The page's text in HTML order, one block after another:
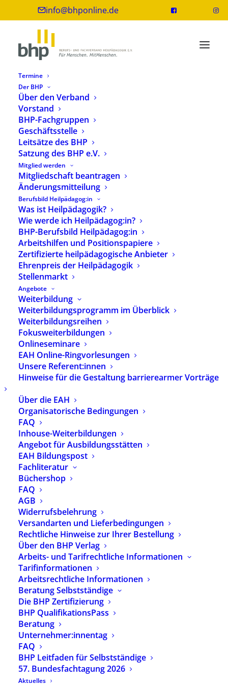
info@bhponline.de
Termine
Der BHP
Über den Verband
Vorstand
BHP-Fachgruppen
Geschäftsstelle
Leitsätze des BHP
Satzung des BHP e.V.
Mitglied werden
Mitgliedschaft beantragen
Änderungsmitteilung
Berufsbild Heilpädagog:in
Was ist Heilpädagogik?
Wie werde ich Heilpädagog:in?
BHP-Berufsbild Heilpädagog:in
Arbeitshilfen und Positionspapiere
Zertifizierte heilpädagogische Anbieter
Ehrenpreis der Heilpädagogik
Stellenmarkt
Angebote
Weiterbildung
Weiterbildungsprogramm im Überblick
Weiterbildungsreihen
Fokusweiterbildungen
Onlineseminare
EAH Online-Ringvorlesungen
Unsere Referent:innen
Hinweise für die Gestaltung barrierearmer Vorträge
Über die EAH
Organisatorische Bedingungen
FAQ
Inhouse-Weiterbildungen
Angebot für Ausbildungsstätten
EAH Bildungspost
Fachliteratur
Büchershop
FAQ
AGB
Widerrufsbelehrung
Versandarten und Lieferbedingungen
Rechtliche Hinweise zur Ihrer Bestellung
Über den BHP Verlag
Arbeits- und Tarifrechtliche Informationen
Tarifinformationen
Arbeitsrechtliche Informationen
Beratung Selbstständige
Die BHP Zertifizierung
BHP QualifikationsPass
Beratung
Unternehmer:innentag
FAQ
BHP Leitfaden für Selbstständige
57. Bundesfachtagung 2026
Aktuelles
Fachgruppe Selbstständige Bayern
Datum:1. Juli 2026
Uhrzeit:19:00 - 20:30
Ort:Online
Fachgruppe Selbstständige
Bayern
Das Treffen findet am 01.07.26 von 19.30 bis 21.30
Uhr und in Hybrid statt.
Das Präsenztreffen findet in den Räumen der
Fachakademie für Heilpädagogik, Ruppertstr. 3, in
80337 München statt.
Es besteht auch die Möglichkeit online via Zoom
teilzunehmen.
Kai Timpe, Geschäftsführer de BHP, stellt aktuelle
Entwicklungen des Berufs- und Fachverbands vor.
Es besteht Raum für Diskussion über die aktuelle
herausfordernde Situation in den
heilpädagogischen Fachdiensten in
Kindertagesstätten. Die neuen
Fachgruppensprecher:innen Dorothee Kriner-
Skokanitsch und Bernd Breninger stellen sich vor.
Und wir werden uns Zeit für das Thema „Angst
bei Kindern“ nehmen. Wir ermöglichen uns
gegenseitig wirkungsvolle Materialen
vorzustellen.
Wir bitten um Anmeldung per E-Mail an:
selbststaendige-by@bhponline.de